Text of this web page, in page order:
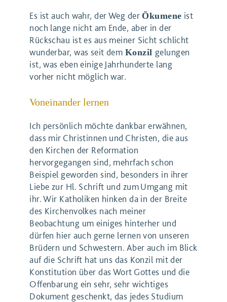
Es ist auch wahr, der Weg der Ökumene ist
noch lange nicht am Ende, aber in der
Rückschau ist es aus meiner Sicht schlicht
wunderbar, was seit dem Konzil gelungen
ist, was eben einige Jahrhunderte lang
vorher nicht möglich war.
Voneinander lernen
Ich persönlich möchte dankbar erwähnen,
dass mir Christinnen und Christen, die aus
den Kirchen der Reformation
hervorgegangen sind, mehrfach schon
Beispiel geworden sind, besonders in ihrer
Liebe zur Hl. Schrift und zum Umgang mit
ihr. Wir Katholiken hinken da in der Breite
des Kirchenvolkes nach meiner
Beobachtung um einiges hinterher und
dürfen hier auch gerne lernen von unseren
Brüdern und Schwestern. Aber auch im Blick
auf die Schrift hat uns das Konzil mit der
Konstitution über das Wort Gottes und die
Offenbarung ein sehr, sehr wichtiges
Dokument geschenkt, das jedes Studium